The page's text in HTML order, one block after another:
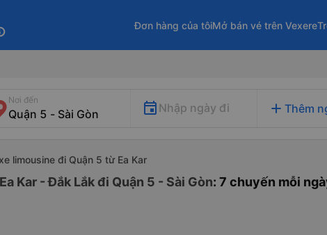
Đơn hàng của tôiMở bán vé trên Vexere
Nơi đến
Nhập ngày đi add Thêm
xe limousine đi Quận 5 từ Ea Kar
Kar - Đắk Lắk đi Quận 5 - Sài Gòn: 7 chuyến mỗi